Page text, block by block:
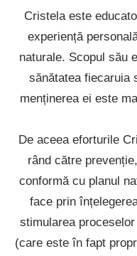
Cristela este
experiență
naturale. Scopul său
sănătatea fiecaruia
menținerea ei este
De aceea eforturile
rând către
conformă cu planul
face prin
stimularea
(care este în fapt